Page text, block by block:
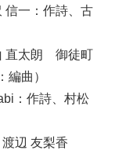
詩、古
御徒町
編曲）
詩、村松
友梨香